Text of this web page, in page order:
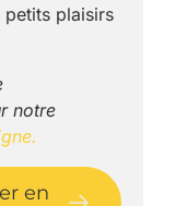
petits plaisirs
notre
en